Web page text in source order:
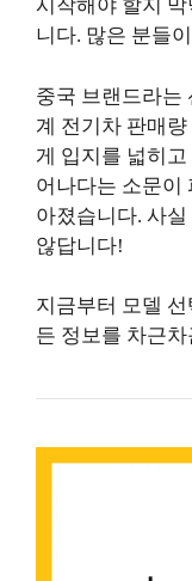
시작해야 할지
니다. 많은 분들
중국 브랜드라는
계 전기차 판매
게 입지를 넓히
어나다는 소문이
아졌습니다. 사
않답니다!
지금부터 모델
든 정보를 차근